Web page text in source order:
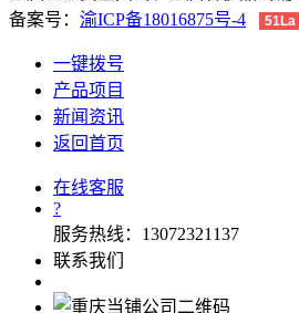
备案号： 渝ICP备18016875号-4 51La
一键拨号
产品项目
新闻资讯
返回首页
在线客服
?
服务热线：13072321137
联系我们